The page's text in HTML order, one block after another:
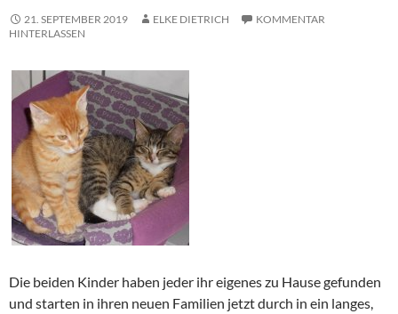
21. SEPTEMBER 2019 ELKE DIETRICH
KOMMENTAR
HINTERLASSEN
Die beiden Kinder haben jeder ihr eigenes zu Hause gefunden
und starten in ihren neuen Familien jetzt durch in ein langes,